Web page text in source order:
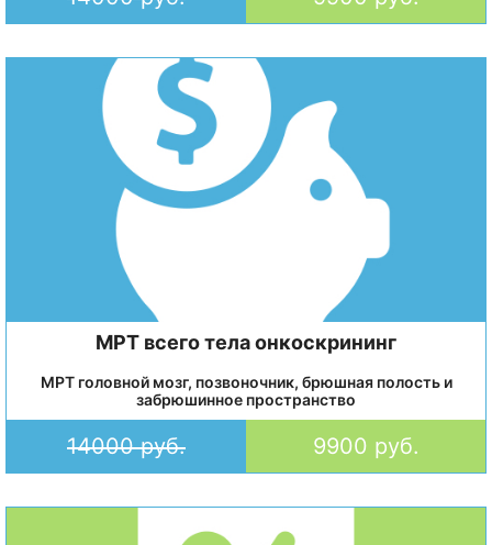
МРТ всего тела онкоскрининг
МРТ головной мозг, позвоночник, брюшная полость и
забрюшинное пространство
14000 руб. 9900 руб.